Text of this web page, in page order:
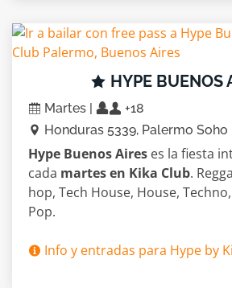
HYPE BUENOS
Martes |
+18
Honduras 5339, Palermo Soho
Hype Buenos Aires es la fiesta
cada martes en Kika Club.
hop, Tech House, House,
Pop.
Info y entradas para Hype by